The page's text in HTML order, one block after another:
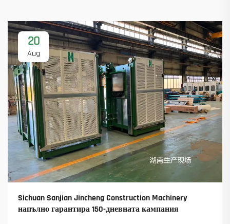
20
Aug
Sichuan Sanjian Jincheng Construction Machinery
напълно гарантира 150-дневната кампания